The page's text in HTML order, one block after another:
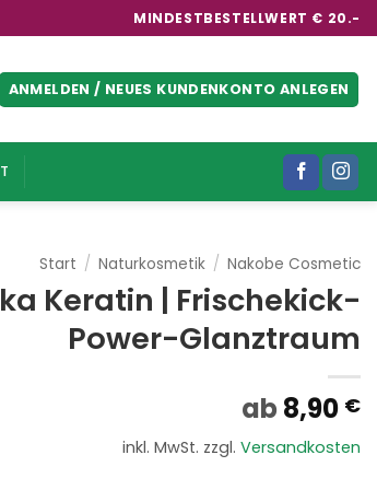
MINDESTBESTELLWERT € 20.-
ANMELDEN / NEUES KUNDENKONTO ANLEGEN
Start / Naturkosmetik / Nakobe Cosmetic
Keratin | Frischekick-
Power-Glanztraum
ab 8,90 €
inkl. MwSt. zzgl. Versandkosten